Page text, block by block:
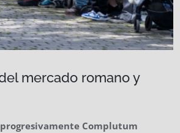
mercado romano y
Complutum